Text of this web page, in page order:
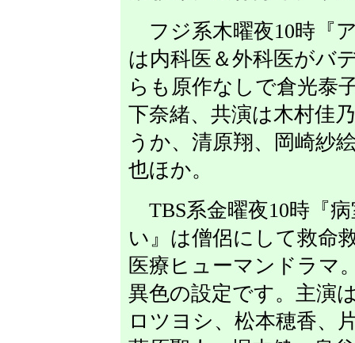
フジ系木曜夜10時『
は内科医＆外科医がバ
らも原作なしで倉光泰
下奈緒、共演は木村佳
うか、清原翔、岡崎紗
也ほか。
TBS系金曜夜10時『
い』は僧侶にして救命
医療ヒューマンドラマ
異色の設定です。主演
ロツヨシ、松本穂香、